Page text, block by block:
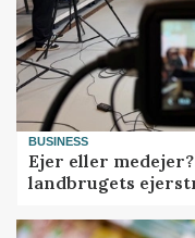
BUSINESS
Ejer eller
landbrugets